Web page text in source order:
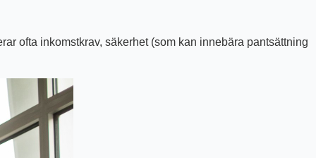
ofta inkomstkrav, säkerhet (som kan innebära pantsättning